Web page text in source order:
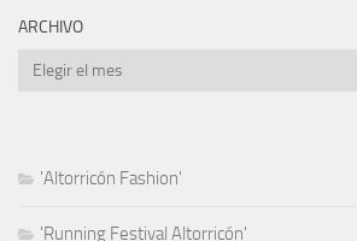
ARCHIVO
Archivo
'Altorricón Fashion'
'Running Festival Altorricón'